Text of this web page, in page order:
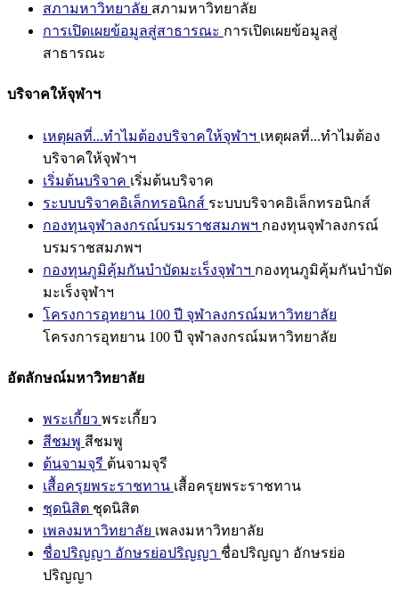
สภามหาวิทยาลัย สภามหาวิทยาลัย
การเปิดเผยข้อมูลสู่สาธารณะ การเปิดเผยข้อมูลสู่
สาธารณะ
บริจาคให้จุฬาฯ
เหตุผลที่...ทำไมต้องบริจาคให้จุฬาฯ เหตุผลที่...ทำไมต้อง
บริจาคให้จุฬาฯ
เริ่มต้นบริจาค เริ่มต้นบริจาค
ระบบบริจาคอิเล็กทรอนิกส์ ระบบบริจาคอิเล็กทรอนิกส์
กองทุนจุฬาลงกรณ์บรมราชสมภพฯ กองทุนจุฬาลงกรณ์
บรมราชสมภพฯ
กองทุนภูมิคุ้มกันบำบัดมะเร็งจุฬาฯ กองทุนภูมิคุ้มกันบำบัด
มะเร็งจุฬาฯ
โครงการอุทยาน 100 ปี จุฬาลงกรณ์มหาวิทยาลัย
โครงการอุทยาน 100 ปี จุฬาลงกรณ์มหาวิทยาลัย
อัตลักษณ์มหาวิทยาลัย
พระเกี้ยว พระเกี้ยว
สีชมพู สีชมพู
ต้นจามจุรี ต้นจามจุรี
เสื้อครุยพระราชทาน เสื้อครุยพระราชทาน
ชุดนิสิต ชุดนิสิต
เพลงมหาวิทยาลัย เพลงมหาวิทยาลัย
ชื่อปริญญา อักษรย่อปริญญา ชื่อปริญญา อักษรย่อ
ปริญญา